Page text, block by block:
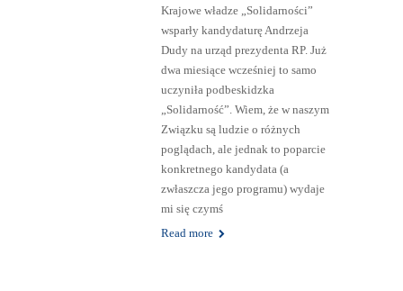
Krajowe władze „Solidarności”
wsparły kandydaturę Andrzeja
Dudy na urząd prezydenta RP. Już
dwa miesiące wcześniej to samo
uczyniła podbeskidzka
„Solidarność”. Wiem, że w naszym
Związku są ludzie o różnych
poglądach, ale jednak to poparcie
konkretnego kandydata (a
zwłaszcza jego programu) wydaje
mi się czymś
Read more